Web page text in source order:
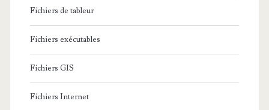
Fichiers de tableur
Fichiers exécutables
Fichiers GIS
Fichiers Internet